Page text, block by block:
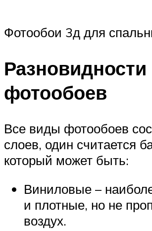
Фотообои 3д для
Разновидности
фотообоев
Все виды фотообоев
слоев, один считается
который может быть:
Виниловые –
и плотные, но не
воздух.